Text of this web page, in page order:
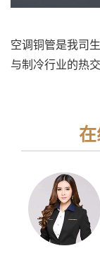
空调铜管是我司
与制冷行业的热